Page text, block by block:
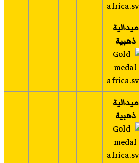
ميدالية
ذهبية
ميدالية
ذهبية